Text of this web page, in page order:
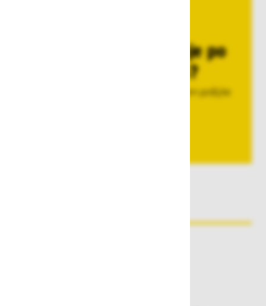
Imate povpraševanje po
večjih količinah?
Pokličite nas na 080 22 75, ali pa nam pošljite